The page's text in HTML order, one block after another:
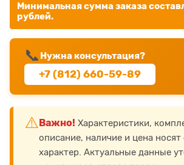
Минимальная сумма заказа
рублей.
📞 Нужна консультация?
+7 (812) 660-59-89
⚠️ Важно! Характеристики,
описание, наличие и цена
характер. Актуальные данные